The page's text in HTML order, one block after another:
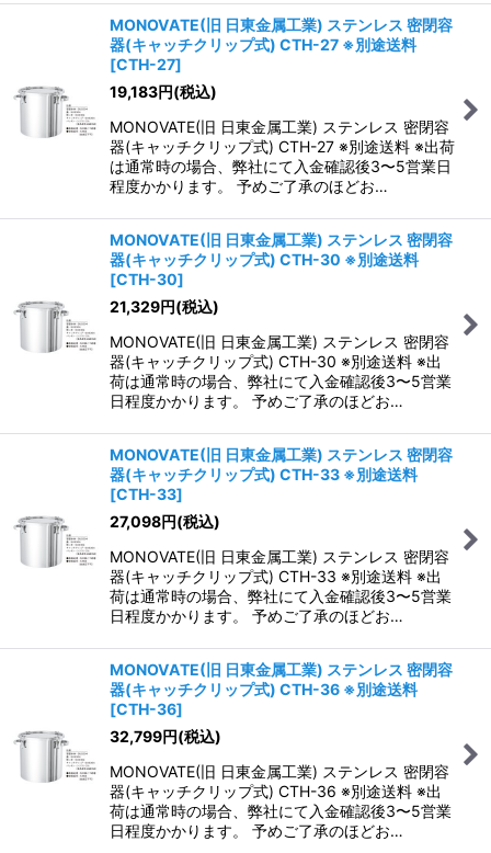
MONOVATE(旧 日東金属工業) ステンレス 密閉容
器(キャッチクリップ式) CTH-27 ※別途送料
[CTH-27]
19,183円(税込)
MONOVATE(旧 日東金属工業) ステンレス 密閉容
器(キャッチクリップ式) CTH-27 ※別途送料 ※出荷
は通常時の場合、弊社にて入金確認後3〜5営業日
程度かかります。 予めご了承のほどお…
MONOVATE(旧 日東金属工業) ステンレス 密閉容
器(キャッチクリップ式) CTH-30 ※別途送料
[CTH-30]
21,329円(税込)
MONOVATE(旧 日東金属工業) ステンレス 密閉容
器(キャッチクリップ式) CTH-30 ※別途送料 ※出
荷は通常時の場合、弊社にて入金確認後3〜5営業
日程度かかります。 予めご了承のほどお…
MONOVATE(旧 日東金属工業) ステンレス 密閉容
器(キャッチクリップ式) CTH-33 ※別途送料
[CTH-33]
27,098円(税込)
MONOVATE(旧 日東金属工業) ステンレス 密閉容
器(キャッチクリップ式) CTH-33 ※別途送料 ※出
荷は通常時の場合、弊社にて入金確認後3〜5営業
日程度かかります。 予めご了承のほどお…
MONOVATE(旧 日東金属工業) ステンレス 密閉容
器(キャッチクリップ式) CTH-36 ※別途送料
[CTH-36]
32,799円(税込)
MONOVATE(旧 日東金属工業) ステンレス 密閉容
器(キャッチクリップ式) CTH-36 ※別途送料 ※出
荷は通常時の場合、弊社にて入金確認後3〜5営業
日程度かかります。 予めご了承のほどお…